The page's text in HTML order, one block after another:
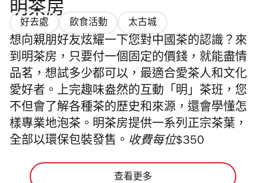
明茶房
好去處 飲食活動 太古城
想向親朋好友炫耀一下您對中國茶的認識？來
到明茶房，只要付一個固定的價錢，就能盡情
品茗，想試多少都可以，最適合愛茶人和文化
愛好者。上完趣味盎然的互動「明」茶班，您
不但會了解各種茶的歷史和來源，還會學懂怎
樣專業地泡茶。明茶房提供一系列正宗茶葉，
全部以環保包裝發售。 收費每位$350
查看更多